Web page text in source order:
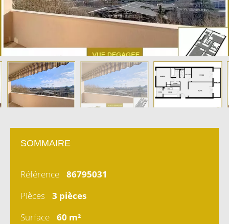
SOMMAIRE
Référence
86795031
Pièces
3 pièces
Surface
60 m²